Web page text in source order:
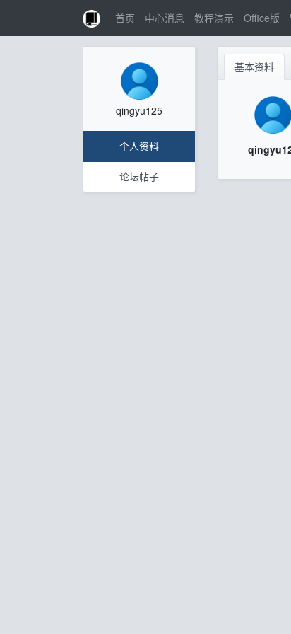
首页 中心消息 教程演示 Office版
qingyu125
个人资料
论坛帖子
基本资料